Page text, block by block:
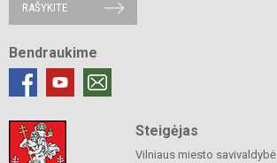
RAŠYKITE
Bendraukime
Steigėjas
Vilniaus miesto savivaldybė